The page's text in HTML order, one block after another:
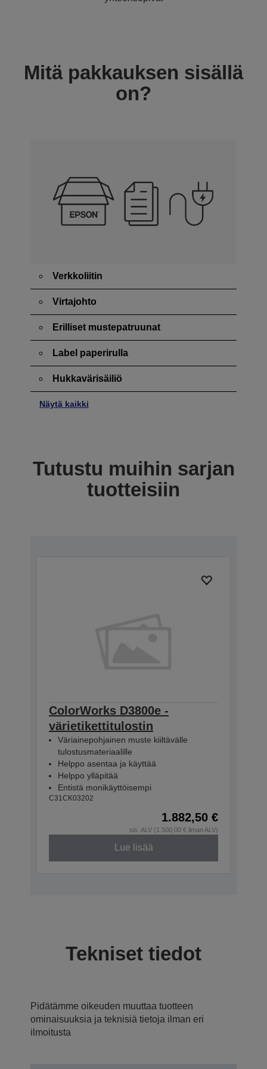
Mitä pakkauksen sisällä
on?
Verkkoliitin
Virtajohto
Erilliset mustepatruunat
Label paperirulla
Hukkavärisäiliö
Näytä kaikki
Tutustu muihin sarjan
tuotteisiin
ColorWorks D3800e -
värietikettitulostin
Väriainepohjainen muste kiiltävälle
tulostusmateriaalille
Helppo asentaa ja käyttää
Helppo ylläpitää
Entistä monikäyttöisempi
C31CK03202
1.882,50 €
sis. ALV (1.500,00 € ilman ALV)
Lue lisää
Tekniset tiedot
Pidätämme oikeuden muuttaa tuotteen
ominaisuuksia ja teknisiä tietoja ilman eri
ilmoitusta